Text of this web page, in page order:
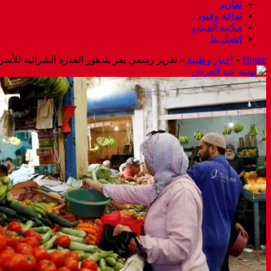
تقارير
ثقافة وفنون
مكتبة الفيديو
إتصل بنا
Home
» أخبار وطنية » تقرير رسمي يقر بتدهور القدرة الشرائية للأسر بـ2.5 نقطة بسبب ارتفاع